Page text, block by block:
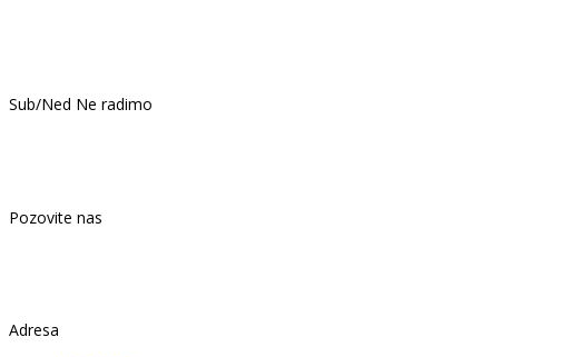
Sub/Ned Ne radimo
Pozovite nas
Adresa